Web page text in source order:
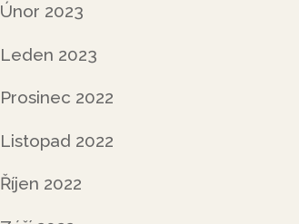
Únor 2023
Leden 2023
Prosinec 2022
Listopad 2022
Říjen 2022